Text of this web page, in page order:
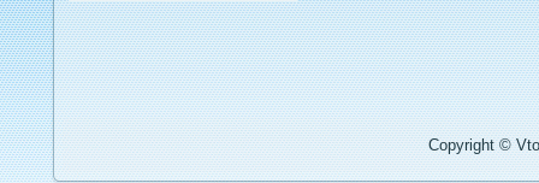
Copyright ©